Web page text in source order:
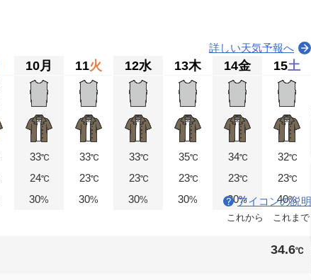
詳しい天気予報へ
10月
33℃
24℃
30%
11火
33℃
23℃
30%
12水
33℃
23℃
30%
13木
35℃
23℃
30%
14金
34℃
23℃
30%
15土
32℃
23℃
40%
アイコンの説明
これから これまで
34.6℃